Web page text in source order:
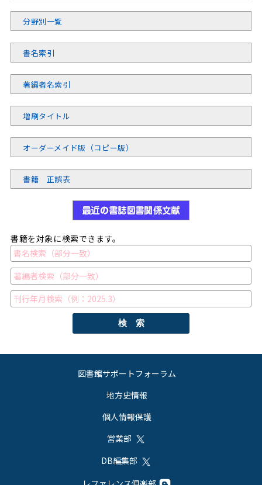
分野別一覧
書名索引
著編者名索引
増刷タイトル
オーダーメイド版（コピー版）
書籍 正誤表
書籍を対象に検索できます。
検 索
図書館サポートフォーラム
地方史情報
個人情報保護
営業部
DB編集部